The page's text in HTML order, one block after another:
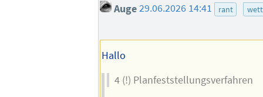
Auge29.06.2026 14:41 rant
Hallo
4 (!) Planfeststellungsverfahren